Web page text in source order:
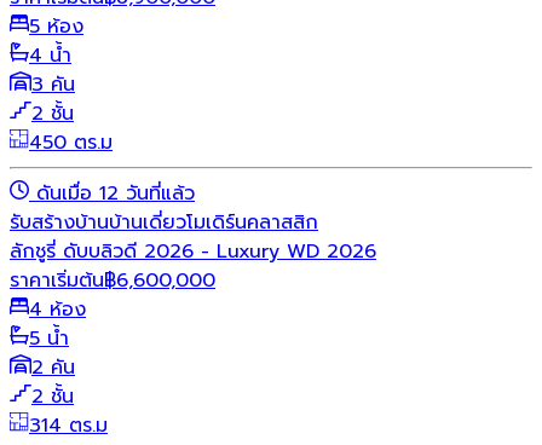
5 ห้อง
4 น้ำ
3 คัน
2 ชั้น
450 ตร.ม
ดันเมื่อ 12 วันที่แล้ว
รับสร้างบ้านบ้านเดี่ยวโมเดิร์นคลาสสิก
ลักชูรี่ ดับบลิวดี 2026 - Luxury WD 2026
ราคาเริ่มต้น฿6,600,000
4 ห้อง
5 น้ำ
2 คัน
2 ชั้น
314 ตร.ม